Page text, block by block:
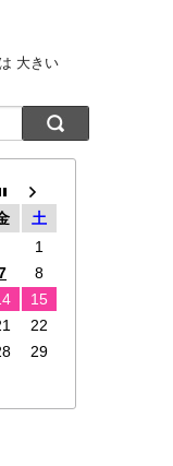
大きい
土
1
8
15
22
29